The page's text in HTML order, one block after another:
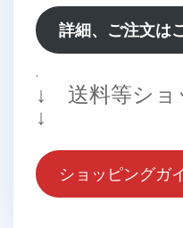
詳細、ご注文は
.
↓ 送料等シ
↓
ショッピングガ